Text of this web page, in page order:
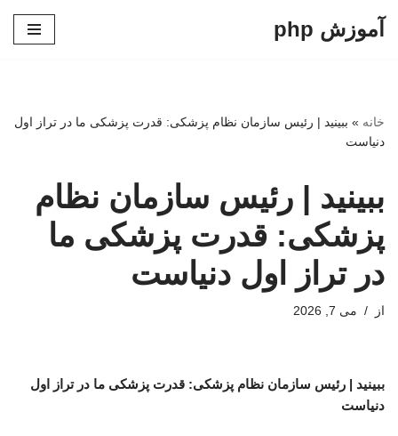
آموزش php
خانه » ببینید | رئیس سازمان نظام پزشکی: قدرت پزشکی ما در تراز اول
دنیاست
ببینید | رئیس سازمان نظام
پزشکی: قدرت پزشکی ما
در تراز اول دنیاست
از می 7, 2026
ببینید | رئیس سازمان نظام پزشکی: قدرت پزشکی ما در تراز اول
دنیاست